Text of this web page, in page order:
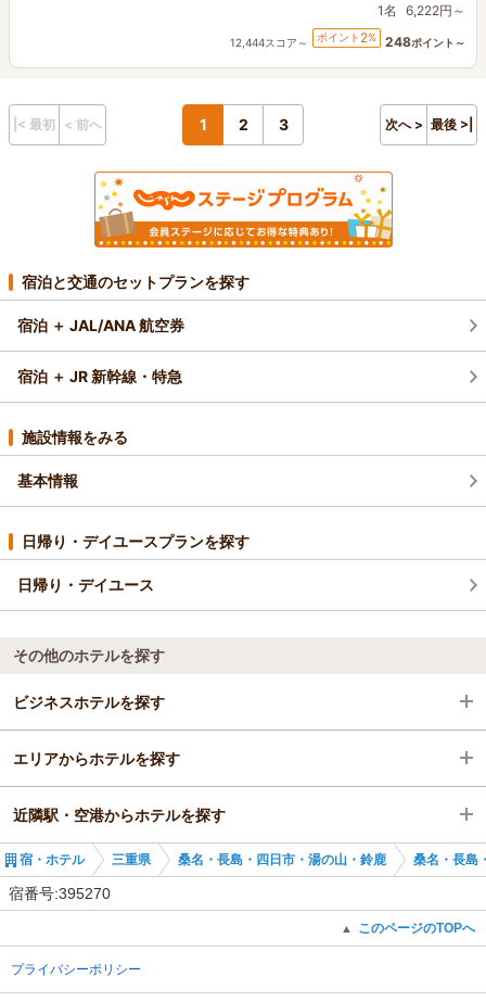
1名 6,222円～
12,444スコア～ ポイント 2% 248ポイント～
|< 最初 < 前へ 1 2 3 次へ > 最後 >|
宿泊と交通のセットプランを探す
宿泊 ＋ JAL/ANA 航空券
宿泊 ＋ JR 新幹線・特急
施設情報をみる
基本情報
日帰り・デイユースプランを探す
日帰り・デイユース
その他のホテルを探す
ビジネスホテルを探す
三重県
桑名・長島・四日市・湯の山・鈴鹿
桑名・長島・四日市・湯の山
エリアからホテルを探す
三重県
桑名・長島・四日市・湯の山・鈴鹿
近隣駅・空港からホテルを探す
西桑名駅
宿・ホテル 三重県 桑名・長島・四日市・湯の山・鈴鹿 桑名・長島
宿番号:395270
▲ このページのTOPへ
プライバシーポリシー